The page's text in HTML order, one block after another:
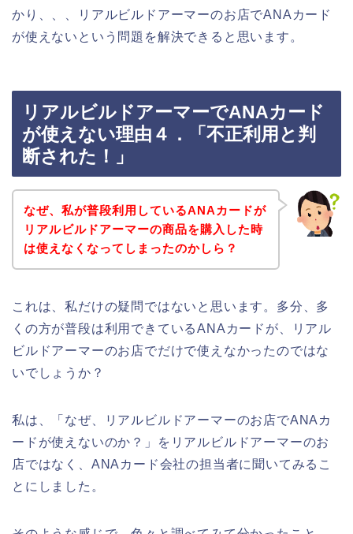
かり、、、リアルビルドアーマーのお店でANAカード
が使えないという問題を解決できると思います。
リアルビルドアーマーでANAカード
が使えない理由４．「不正利用と判
断された！」
なぜ、私が普段利用しているANAカードが
リアルビルドアーマーの商品を購入した時
は使えなくなってしまったのかしら？
これは、私だけの疑問ではないと思います。多分、多
くの方が普段は利用できているANAカードが、リアル
ビルドアーマーのお店でだけで使えなかったのではな
いでしょうか？
私は、「なぜ、リアルビルドアーマーのお店でANAカ
ードが使えないのか？」をリアルビルドアーマーのお
店ではなく、ANAカード会社の担当者に聞いてみるこ
とにしました。